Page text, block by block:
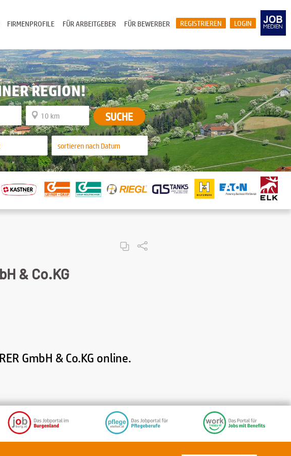
LOGIN
REGISTRIEREN
FÜR BEWERBER
FÜR ARBEITGEBER
FIRMENPROFILE
REGION!
SUCHE
& Co.KG
GmbH & Co.KG online.